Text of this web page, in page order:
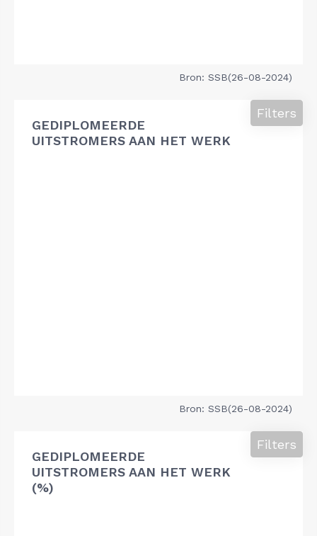
Bron: SSB(26-08-2024)
GEDIPLOMEERDE
UITSTROMERS AAN HET WERK
Filters
Bron: SSB(26-08-2024)
GEDIPLOMEERDE
UITSTROMERS AAN HET WERK
(%)
Filters